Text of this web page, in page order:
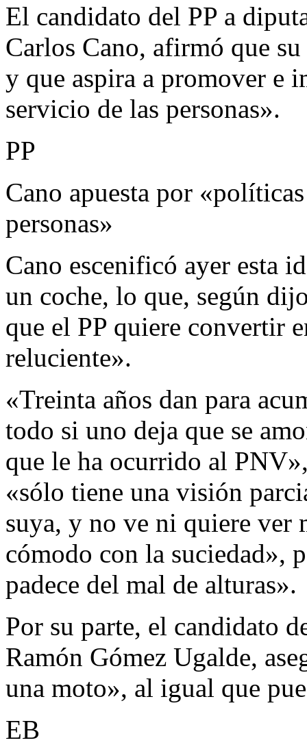
El candidato del PP a
Carlos Cano, afirmó que
y que aspira a promover e
servicio de las personas».
PP
Cano apuesta por
personas»
Cano escenificó ayer esta
un coche, lo que, según
que el PP quiere convertir
reluciente».
«Treinta años dan para
todo si uno deja que se
que le ha ocurrido al
«sólo tiene una visión
suya, y no ve ni quiere ver
cómodo con la suciedad»,
padece del mal de alturas».
Por su parte, el candidato
Ramón Gómez Ugalde,
una moto», al igual que
EB